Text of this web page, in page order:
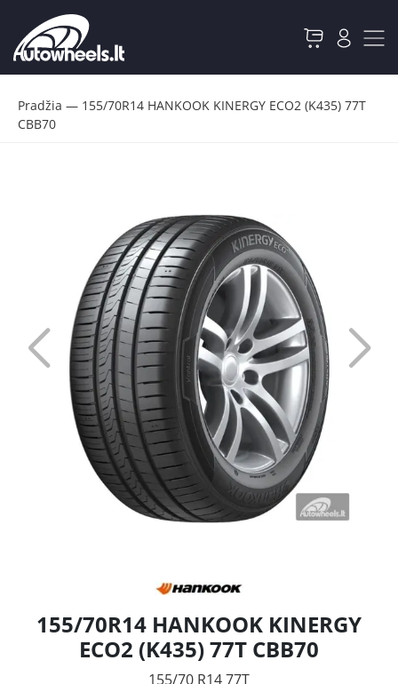
Pradžia — 155/70R14 HANKOOK KINERGY ECO2 (K435) 77T
CBB70
155/70R14 HANKOOK KINERGY
ECO2 (K435) 77T CBB70
155/70 R14 77T